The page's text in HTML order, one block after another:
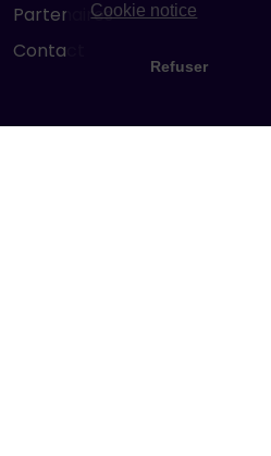
Cookie notice
Refuser
Partenaires
Contact
NEWSLETTER